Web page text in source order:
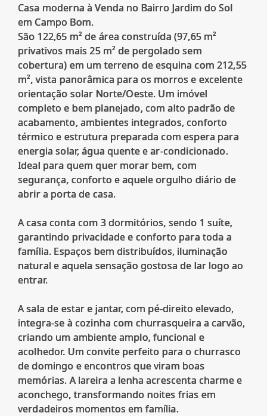
Casa moderna à Venda no Bairro Jardim do Sol
em Campo Bom.
São 122,65 m² de área construída (97,65 m²
privativos mais 25 m² de pergolado sem
cobertura) em um terreno de esquina com 212,55
m², vista panorâmica para os morros e excelente
orientação solar Norte/Oeste. Um imóvel
completo e bem planejado, com alto padrão de
acabamento, ambientes integrados, conforto
térmico e estrutura preparada com espera para
energia solar, água quente e ar-condicionado.
Ideal para quem quer morar bem, com
segurança, conforto e aquele orgulho diário de
abrir a porta de casa.
A casa conta com 3 dormitórios, sendo 1 suíte,
garantindo privacidade e conforto para toda a
família. Espaços bem distribuídos, iluminação
natural e aquela sensação gostosa de lar logo ao
entrar.
A sala de estar e jantar, com pé-direito elevado,
integra-se à cozinha com churrasqueira a carvão,
criando um ambiente amplo, funcional e
acolhedor. Um convite perfeito para o churrasco
de domingo e encontros que viram boas
memórias. A lareira a lenha acrescenta charme e
aconchego, transformando noites frias em
verdadeiros momentos em família.